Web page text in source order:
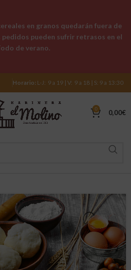
Horario: L-J: 9 a 19 | V: 9 a 18 | S: 9 a 13:30
0 0,00€
en granos quedarán fuera de
pueden sufrir retrasos en el
de verano.